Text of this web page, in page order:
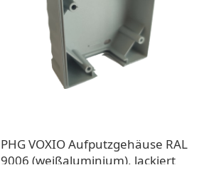
PHG VOXIO Aufputzgehäuse RAL
9006 (weißaluminium), lackiert